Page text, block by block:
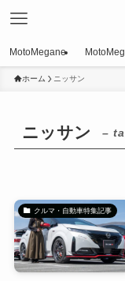
MotoMegane
ホーム ニッサン
ニッサン –
クルマ・自動車特集記事